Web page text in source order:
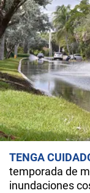
TENGA
temporada de
inundaciones